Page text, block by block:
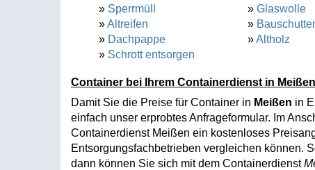
» Sperrmüll
»Altreifen
» Dachpappe
» Schrott entsorgen
»Glaswolle
»
»Altholz
Container bei Ihrem Containerdienst in
Damit Sie die Preise für Container in Meißen in
einfach unser erprobtes Anfrageformular. Im
Containerdienst Meißen ein kostenloses
Entsorgungsfachbetrieben vergleichen können.
dann können Sie sich mit dem Containerdienst